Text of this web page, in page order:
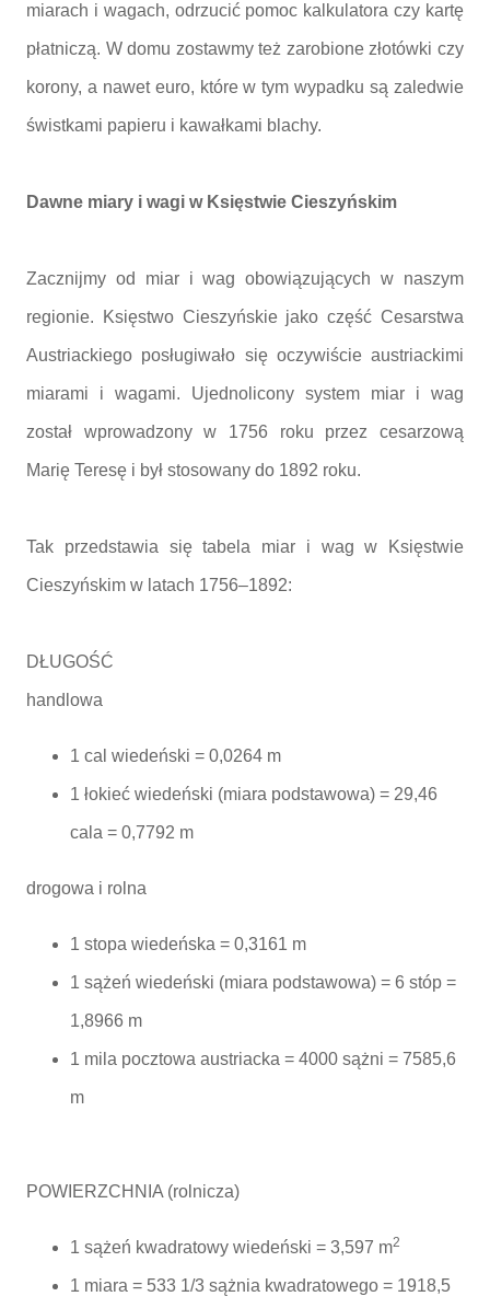
miarach i wagach, odrzucić pomoc kalkulatora czy kartę
płatniczą. W domu zostawmy też zarobione złotówki czy
korony, a nawet euro, które w tym wypadku są zaledwie
świstkami papieru i kawałkami blachy.
Dawne miary i wagi w Księstwie Cieszyńskim
Zacznijmy od miar i wag obowiązujących w naszym
regionie. Księstwo Cieszyńskie jako część Cesarstwa
Austriackiego posługiwało się oczywiście austriackimi
miarami i wagami. Ujednolicony system miar i wag
został wprowadzony w 1756 roku przez cesarzową
Marię Teresę i był stosowany do 1892 roku.
Tak przedstawia się tabela miar i wag w Księstwie
Cieszyńskim w latach 1756–1892:
DŁUGOŚĆ
handlowa
1 cal wiedeński = 0,0264 m
1 łokieć wiedeński (miara podstawowa) = 29,46
cala = 0,7792 m
drogowa i rolna
1 stopa wiedeńska = 0,3161 m
1 sążeń wiedeński (miara podstawowa) = 6 stóp =
1,8966 m
1 mila pocztowa austriacka = 4000 sążni = 7585,6
m
POWIERZCHNIA (rolnicza)
1 sążeń kwadratowy wiedeński = 3,597 m2
1 miara = 533 1/3 sążnia kwadratowego = 1918,5